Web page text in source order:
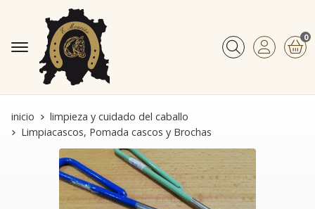
Buscar
0
inicio
limpieza y cuidado del caballo
Limpiacascos, Pomada cascos y Brochas